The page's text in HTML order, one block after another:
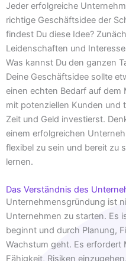
Jeder erfolgreiche
richtige Geschäftsidee der
findest Du diese Idee?
Leidenschaften und
Was kannst Du den ganzen
Deine Geschäftsidee sollte
einen echten Bedarf auf dem
mit potenziellen Kunden und
Zeit und Geld investierst.
einem erfolgreichen
flexibel zu sein und bereit zu
lernen.
Das Verständnis des
Unternehmensgründung ist
Unternehmen zu starten. Es
beginnt und durch Planung,
Wachstum geht. Es
Fähigkeit, Risiken